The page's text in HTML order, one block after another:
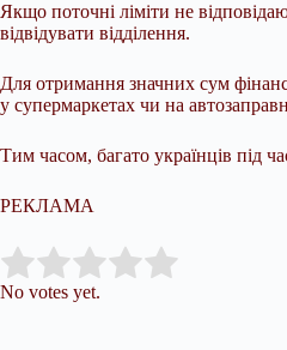
Якщо поточні ліміти не
відвідувати відділення.
Для отримання значних сум
у супермаркетах чи на
Тим часом, багато українців під
РЕКЛАМА
Rate this item:
No votes yet.